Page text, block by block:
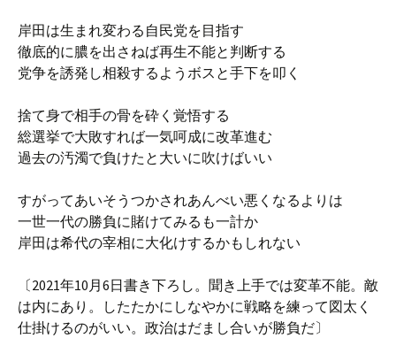
岸田は生まれ変わる自民党を目指す
徹底的に膿を出さねば再生不能と判断する
党争を誘発し相殺するようボスと手下を叩く
捨て身で相手の骨を砕く覚悟する
総選挙で大敗すれば一気呵成に改革進む
過去の汚濁で負けたと大いに吹けばいい
すがってあいそうつかされあんべい悪くなるよりは
一世一代の勝負に賭けてみるも一計か
岸田は希代の宰相に大化けするかもしれない
〔2021年10月6日書き下ろし。聞き上手では変革不能。敵
は内にあり。したたかにしなやかに戦略を練って図太く
仕掛けるのがいい。政治はだまし合いが勝負だ〕